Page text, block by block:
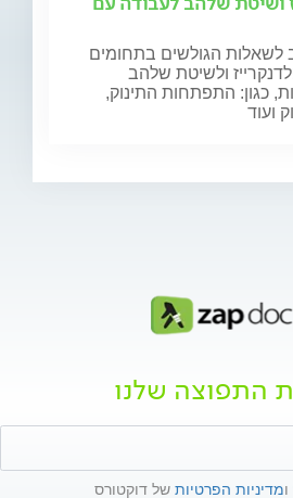
לשאלות הגולשים בתחומים
ולשיטת שלהב
כגון: התפתחות התינוק,
ועוד
התפוצה שלנו
ומדיניות הפרטיות של דוקטורס